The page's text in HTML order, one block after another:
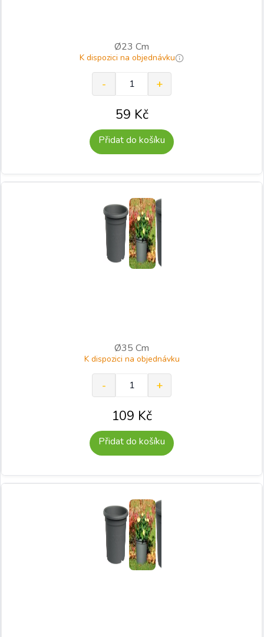
Ø23 Cm
K dispozici na objednávku
59 Kč
Přidat do košíku
Ø35 Cm
K dispozici na objednávku
109 Kč
Přidat do košíku